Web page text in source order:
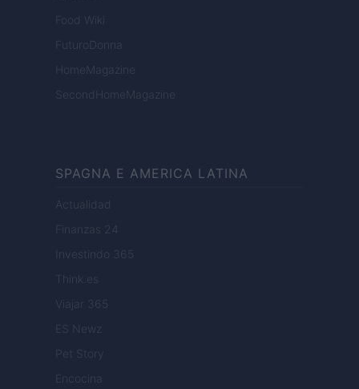
Food Wiki
FuturoDonna
HomeMagazine
SecondHomeMagazine
SPAGNA E AMERICA LATINA
Actualidad
Finanzas 24
Investindo 365
Think.es
Viajar 365
ES Newz
Pet Story
Encocina